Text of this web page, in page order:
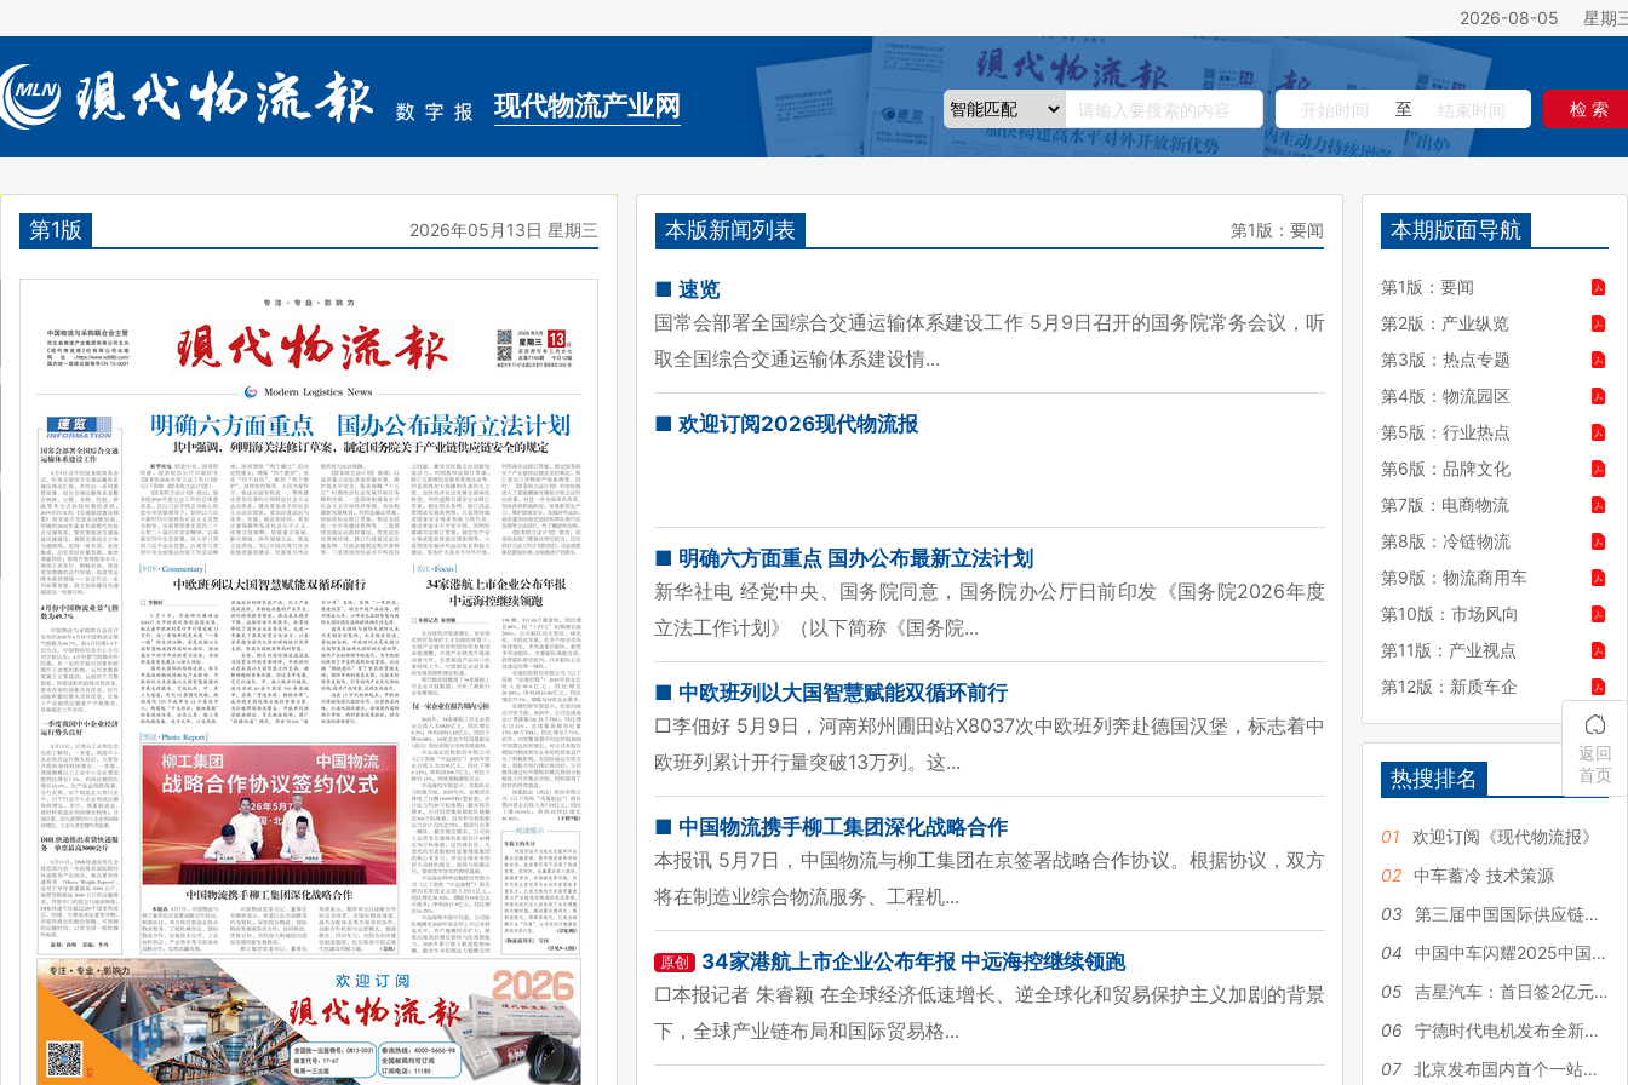
2026-08-05 星期
现代物流产业网 至 检 索
第1版 2026年05月13日 星期三 本版新闻列表 第1版：要闻
■ 速览
国常会部署全国综合交通运输体系建设工作 5月9日召开的国务院常务会议，听
取全国综合交通运输体系建设情...
■ 欢迎订阅2026现代物流报
■ 明确六方面重点 国办公布最新立法计划
新华社电 经党中央、国务院同意，国务院办公厅日前印发《国务院2026年度
立法工作计划》（以下简称《国务院...
■ 中欧班列以大国智慧赋能双循环前行
□李佃好 5月9日，河南郑州圃田站X8037次中欧班列奔赴德国汉堡，标志着中
欧班列累计开行量突破13万列。这...
■ 中国物流携手柳工集团深化战略合作
本报讯 5月7日，中国物流与柳工集团在京签署战略合作协议。根据协议，双方
将在制造业综合物流服务、工程机...
原创
34家港航上市企业公布年报 中远海控继续领跑
□本报记者 朱睿颖 在全球经济低速增长、逆全球化和贸易保护主义加剧的背景
下，全球产业链布局和国际贸易格...
本期版面导航
第1版：要闻
第2版：产业纵览
第3版：热点专题
第4版：物流园区
第5版：行业热点
第6版：品牌文化
第7版：电商物流
第8版：冷链物流
第9版：物流商用车
第10版：市场风向
第11版：产业视点
第12版：新质车企
热搜排名
01
欢迎订阅《现代物流报》
02 中车蓄冷 技术策源
03
第三届中国国际供应链促进博览会开幕式在京举办
04
中国中车闪耀2025中国国际供应链博览会
05
吉星汽车：首日签2亿元醇氢重卡订单
06
宁德时代电机发布全新电动钓鱼艇
07
北京发布国内首个一站式具身智能公共服务平台
返回
首页